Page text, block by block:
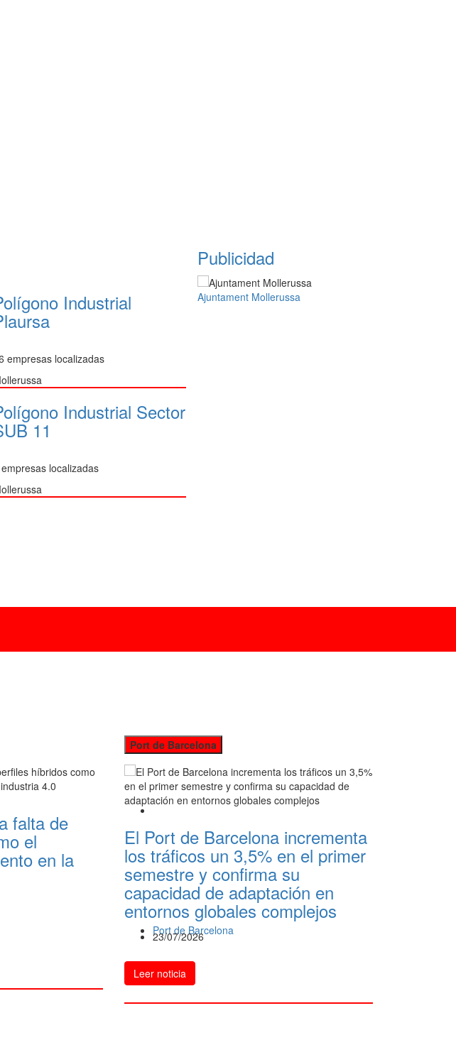
Industrial
empresas localizadas
Industrial Sector
11
localizadas
Publicidad
Ajuntament Mollerussa
falta de
el
en la
Port de Barcelona
El Port de Barcelona incrementa
los tráficos un 3,5% en el primer
semestre y confirma su
capacidad de adaptación en
entornos globales complejos
Port de Barcelona
23/07/2026
Leer noticia